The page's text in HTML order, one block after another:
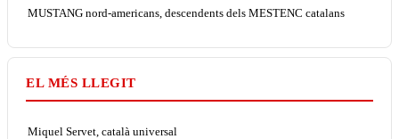
MUSTANG nord-americans, descendents dels MESTENC catalans
EL MÉS LLEGIT
Miquel Servet, català universal